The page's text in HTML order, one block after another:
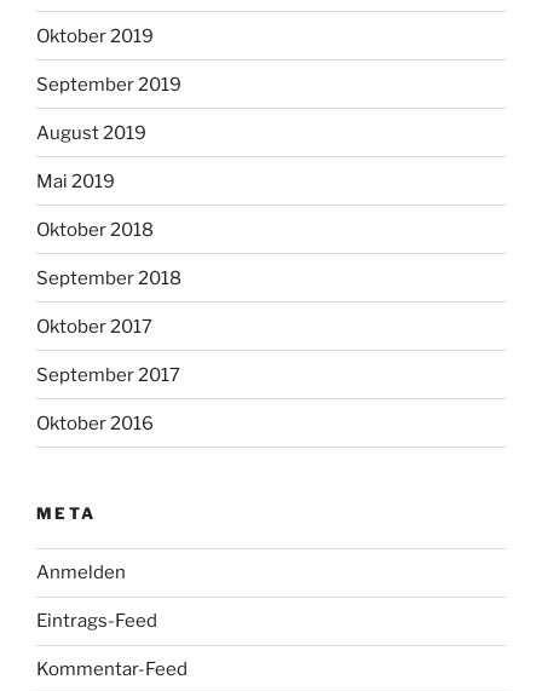
Oktober 2019
September 2019
August 2019
Mai 2019
Oktober 2018
September 2018
Oktober 2017
September 2017
Oktober 2016
META
Anmelden
Eintrags-Feed
Kommentar-Feed